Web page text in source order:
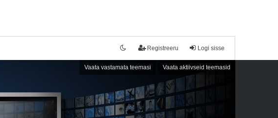
Logi sisse
Registreeru
Vaata vastamata teemasi Vaata aktiivseid teemasid